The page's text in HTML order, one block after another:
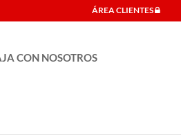
ÁREA CLIENTES
CON NOSOTROS